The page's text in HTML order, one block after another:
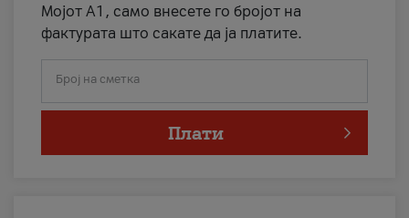
Мојот А1, само внесете го бројот на
фактурата што сакате да ја платите.
Број на сметка
Плати